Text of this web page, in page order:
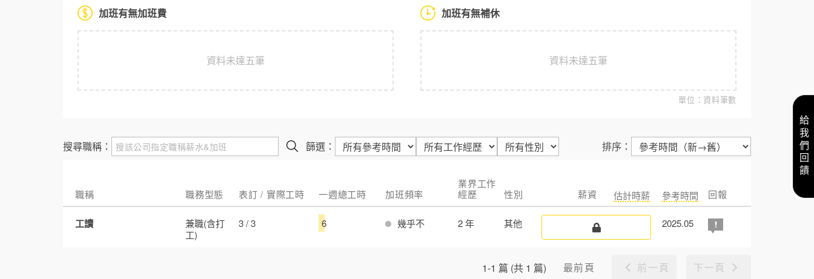
加班有無加班費
資料未達五筆
加班有無補休
資料未達五筆
單位：資料筆數
搜尋職稱： 篩選： 排序：
職稱 職務型態 表訂 / 實際工時 一週總工時 加班頻率
業界工作
經歷
性別 薪資 估計時薪 參考時間 回報
工讀
兼職(含打
工)
3 / 3 6 幾乎不 2 年 其他 2025.05
1-1 篇 (共 1 篇) 最前頁 前一頁 下一頁
給我們回饋